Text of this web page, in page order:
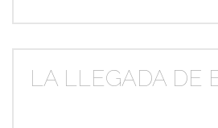
LA LLEGADA DE